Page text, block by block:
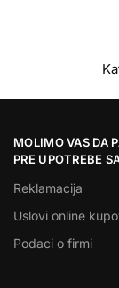
MOLIMO VAS DA
PRE UPOTREBE
Reklamacija
Uslovi online
Podaci o firmi